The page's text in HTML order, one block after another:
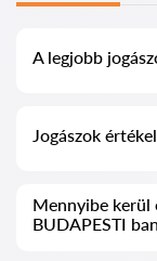
A legjobb
teljes
Jogászok
jogászokról, nem
lehetőség
Mennyibe kerül
BUDAPESTI